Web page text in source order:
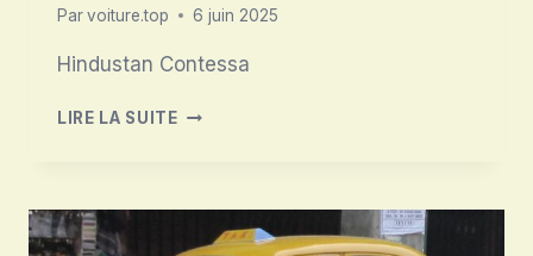
Parvoiture.top 6 juin 2025
Hindustan Contessa
LIRE LA SUITEHINDUSTAN